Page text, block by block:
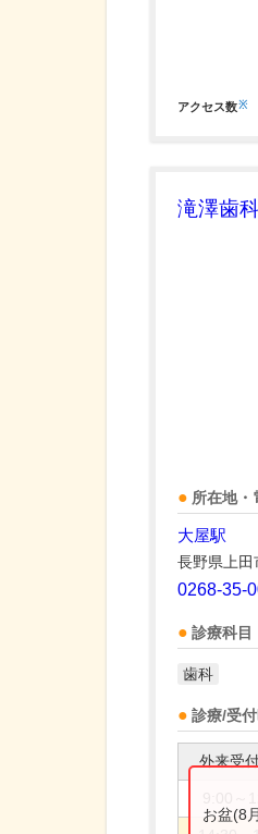
アクセス数※
滝澤歯
所在地・
大屋駅
長野県上田
0268-35-
診療科目
歯科
診療/受
外来受
お盆(8